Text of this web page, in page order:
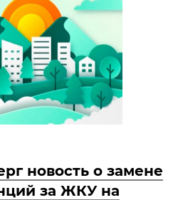
новость о замене
за ЖКУ на